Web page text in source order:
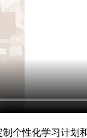
个性化学习计划